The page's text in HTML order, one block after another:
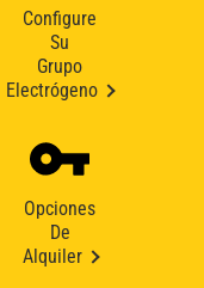
Configure
Su
Grupo
Electrógeno
Opciones
De
Alquiler